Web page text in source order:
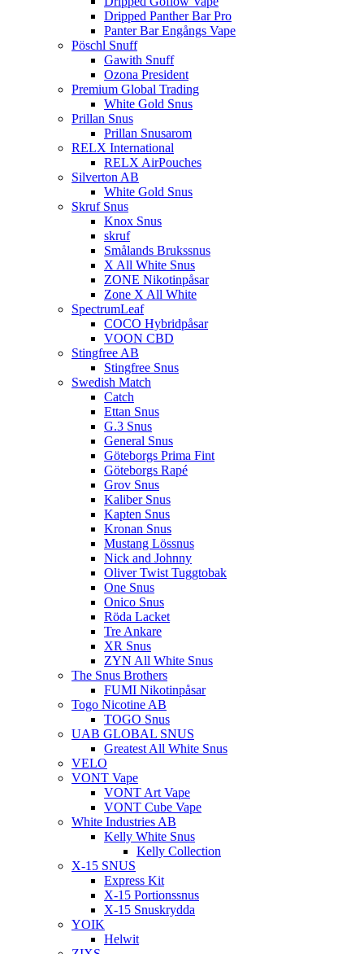
Dripped Panther Bar Pro
Panter Bar Engångs Vape
Pöschl Snuff
Gawith Snuff
Ozona President
Premium Global Trading
White Gold Snus
Prillan Snus
Prillan Snusarom
RELX International
RELX AirPouches
Silverton AB
White Gold Snus
Skruf Snus
Knox Snus
skruf
Smålands Brukssnus
X All White Snus
ZONE Nikotinpåsar
Zone X All White
SpectrumLeaf
COCO Hybridpåsar
VOON CBD
Stingfree AB
Stingfree Snus
Swedish Match
Catch
Ettan Snus
G.3 Snus
General Snus
Göteborgs Prima Fint
Göteborgs Rapé
Grov Snus
Kaliber Snus
Kapten Snus
Kronan Snus
Mustang Lössnus
Nick and Johnny
Oliver Twist Tuggtobak
One Snus
Onico Snus
Röda Lacket
Tre Ankare
XR Snus
ZYN All White Snus
The Snus Brothers
FUMI Nikotinpåsar
Togo Nicotine AB
TOGO Snus
UAB GLOBAL SNUS
Greatest All White Snus
VELO
VONT Vape
VONT Art Vape
VONT Cube Vape
White Industries AB
Kelly White Snus
Kelly Collection
X-15 SNUS
Express Kit
X-15 Portionssnus
X-15 Snuskrydda
YOIK
Helwit